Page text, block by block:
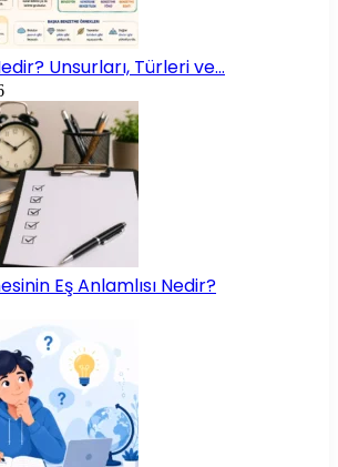
Unsurları, Türleri ve…
Eş Anlamlısı Nedir?